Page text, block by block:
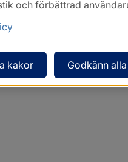
och förbättrad
kakor Godkänn